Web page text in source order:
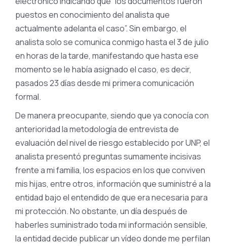
puestos en conocimiento del analista que
actualmente adelanta el caso”. Sin embargo, el
analista solo se comunica conmigo hasta el 3 de julio
en horas de la tarde, manifestando que hasta ese
momento se le había asignado el caso, es decir,
pasados 23 días desde mi primera comunicación
formal.
De manera preocupante, siendo que ya conocía con
anterioridad la metodología de entrevista de
evaluación del nivel de riesgo establecido por UNP, el
analista presentó preguntas sumamente incisivas
frente a mi familia, los espacios en los que conviven
mis hijas, entre otros, información que suministré a la
entidad bajo el entendido de que era necesaria para
mi protección. No obstante, un día después de
haberles suministrado toda mi información sensible,
la entidad decide publicar un vídeo donde me perfilan